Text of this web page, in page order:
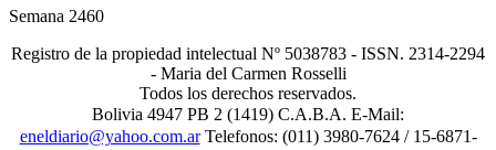
Semana 2460
Registro de la propiedad intelectual Nº 5038783 - ISSN. 2314-2294
- Maria del Carmen Rosselli
Todos los derechos reservados.
Bolivia 4947 PB 2 (1419) C.A.B.A. E-Mail:
eneldiario@yahoo.com.arTelefonos: (011) 3980-7624 / 15-6871-